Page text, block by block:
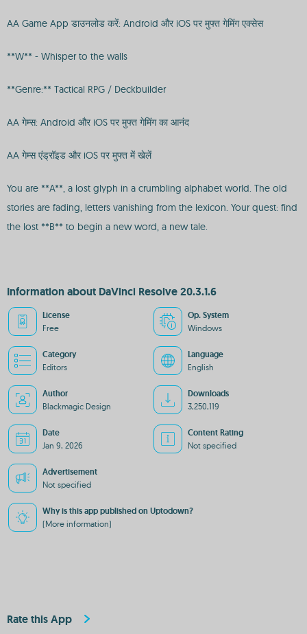
AA Game App डाउनलोड करें: Android और iOS पर मुफ्त गेमिंग एक्सेस
**W** - Whisper to the walls
**Genre:** Tactical RPG / Deckbuilder
AA गेम्स: Android और iOS पर मुफ्त गेमिंग का आनंद
AA गेम्स एंड्रॉइड और iOS पर मुफ्त में खेलें
You are **A**, a lost glyph in a crumbling alphabet world. The old
stories are fading, letters vanishing from the lexicon. Your quest: find
the lost **B** to begin a new word, a new tale.
Information about DaVinci Resolve 20.3.1.6
License
Free
Op. System
Windows
Category
Editors
Language
English
Author
Blackmagic Design
Downloads
3,250,119
Date
Jan 9, 2026
Content Rating
Not specified
Advertisement
Not specified
Why is this app published on Uptodown?
(More information)
Rate this App